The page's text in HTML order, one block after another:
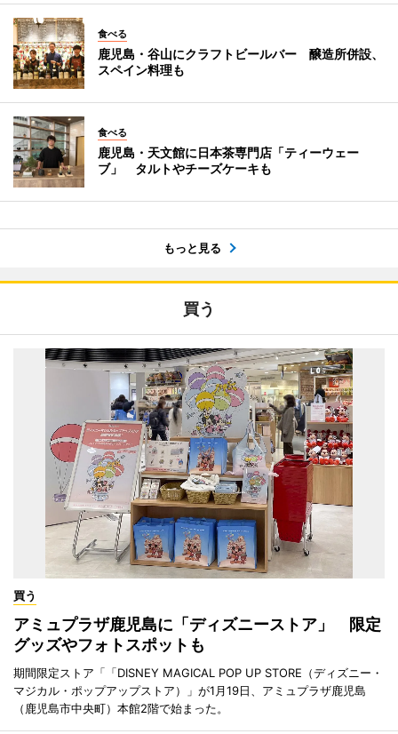
食べる
鹿児島・谷山にクラフトビールバー 醸造所併設、
スペイン料理も
食べる
鹿児島・天文館に日本茶専門店「ティーウェー
ブ」 タルトやチーズケーキも
もっと見る
買う
買う
アミュプラザ鹿児島に「ディズニーストア」 限定
グッズやフォトスポットも
期間限定ストア「「DISNEY MAGICAL POP UP STORE（ディズニー・
マジカル・ポップアップストア）」が1月19日、アミュプラザ鹿児島
（鹿児島市中央町）本館2階で始まった。